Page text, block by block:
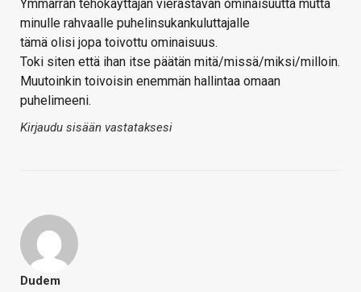
Ymmärrän tehokäyttäjän vierastavan ominaisuutta mutta
minulle rahvaalle puhelinsukankuluttajalle
tämä olisi jopa toivottu ominaisuus.
Toki siten että ihan itse päätän mitä/missä/miksi/milloin.
Muutoinkin toivoisin enemmän hallintaa omaan
puhelimeeni.
Kirjaudu sisään vastataksesi
Dudem